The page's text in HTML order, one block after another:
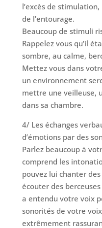
l’excès de
de l’entourage.
Beaucoup de stimuli
Rappelez vous qu’il
sombre, au calme,
Mettez vous dans
un environnement
mettre une veilleuse,
dans sa chambre.
4/ Les échanges
d’émotions par des
Parlez beaucoup à
comprend les
pouvez lui chanter
écouter des
a entendu votre voix
sonorités de votre
extrêmement